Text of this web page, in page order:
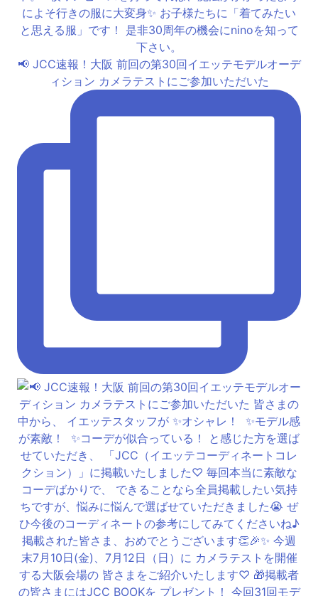
📢 JCC速報！大阪 前回の第30回イエッテモデルオーデ
ィション カメラテストにご参加いただいた